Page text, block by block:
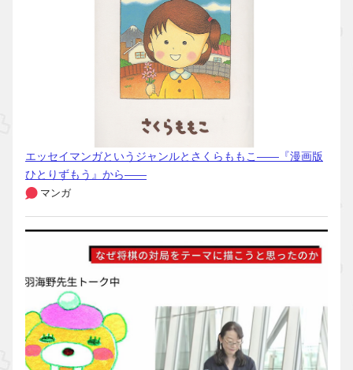
エッセイマンガというジャンルとさくらももこ――『漫画版
ひとりずもう』から――
マンガ